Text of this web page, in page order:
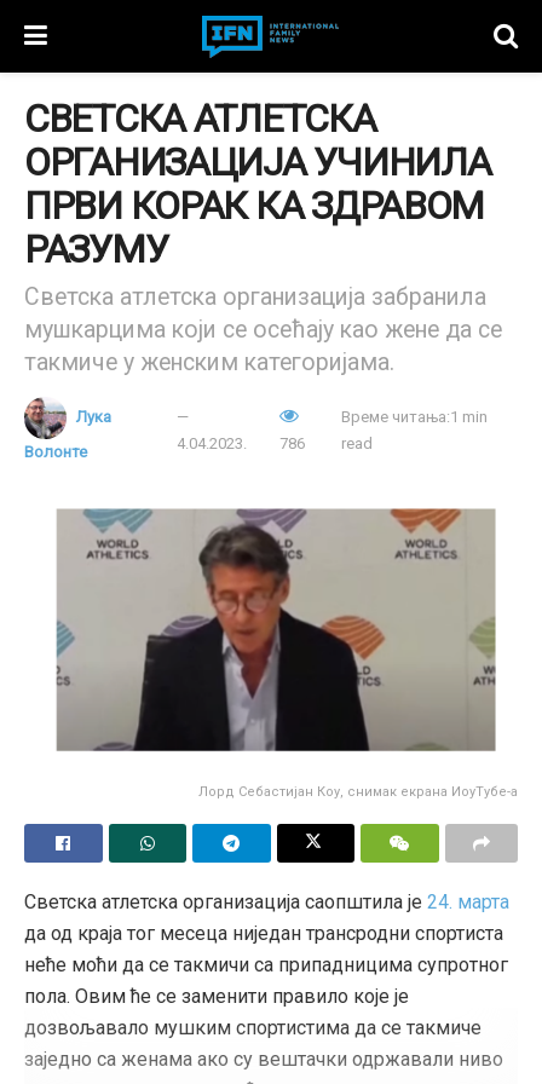
СВЕТСКА АТЛЕТСКА
ОРГАНИЗАЦИЈА УЧИНИЛА
ПРВИ КОРАК КА ЗДРАВОМ
РАЗУМУ
Светска атлетска организација забранила
мушкарцима који се осећају као жене да се
такмиче у женским категоријама.
Лука
Волонте
4.04.2023. 786
Време читања:1 min
read
Лорд Себастијан Коу, снимак екрана ИоуТубе-а
Светска атлетска организација саопштила је 24. марта
да од краја тог месеца ниједан трансродни спортиста
неће моћи да се такмичи са припадницима супротног
пола. Овим ће се заменити правило које је
дозвољавало мушким спортистима да се такмиче
заједно са женама ако су вештачки одржавали ниво